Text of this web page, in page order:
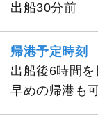
出船30分前
帰港予定時刻
出船後6時間
早めの帰港も